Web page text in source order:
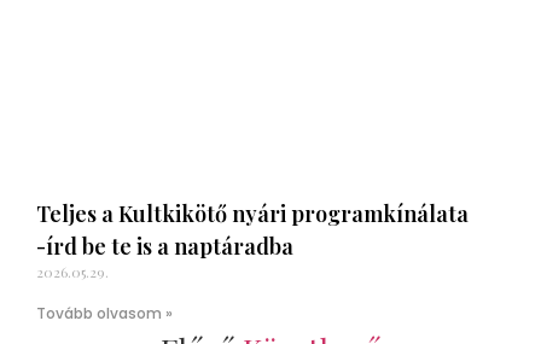
Teljes a Kultkikötő nyári programkínálata
-írd be te is a naptáradba
2026.05.29.
Tovább olvasom »